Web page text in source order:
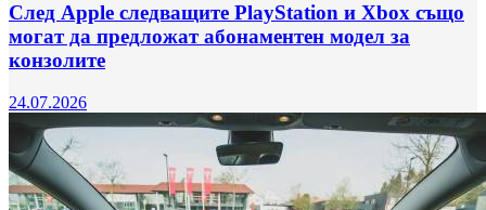
След Apple следващите PlayStation и Xbox също
могат да предложат абонаментен модел за
конзолите
24.07.2026